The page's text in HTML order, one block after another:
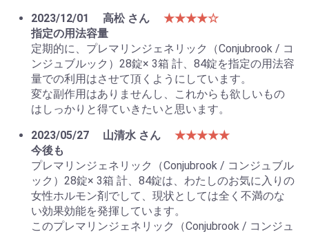
2023/12/01
高松 さん
★★★★☆
指定の用法容量
定期的に、プレマリンジェネリック（Conjubrook / コ
ンジュブルック）28錠× 3箱 計、84錠を指定の用法容
量での利用はさせて頂くようにしています。
変な副作用はありませんし、これからも欲しいもの
はしっかりと得ていきたいと思います。
2023/05/27
山清水 さん
★★★★★
今後も
プレマリンジェネリック（Conjubrook / コンジュブル
ック）28錠× 3箱 計、84錠は、わたしのお気に入りの
女性ホルモン剤でして、現状としては全く不満のな
い効果効能を発揮しています。
このプレマリンジェネリック（Conjubrook / コンジュ